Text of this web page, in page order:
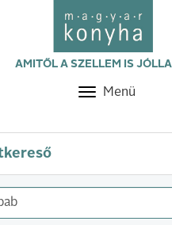
AMITŐL A SZELLEM IS
Toggle
Menü